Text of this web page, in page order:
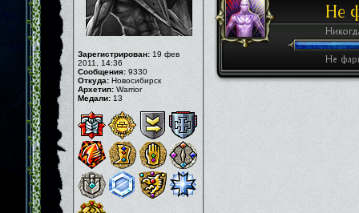
Зарегистрирован: 19 фев
2011, 14:36
Сообщения: 9330
Откуда: Новосибирск
Архетип: Warrior
Медали: 13